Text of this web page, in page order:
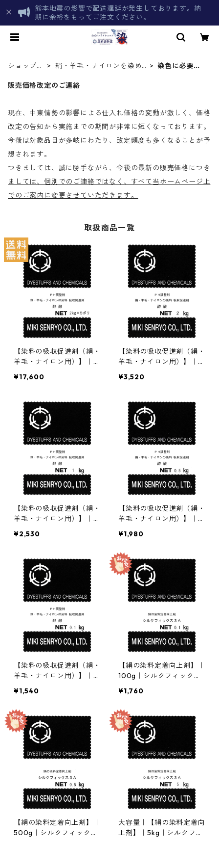
熊本地震の影響で配送遅延が発生しております。納
期に余裕をもってご注文ください。
ショップト
絹・羊毛・ナイロンを染め
染色に必要な
販売価格改定のご連絡
現在、中東情勢の影響による仕入れ価格の変動が激しく、価格
改定の告知から実施までの期間が非常に短くなっております。
今後は対象品目が多岐にわたり、改定頻度も多くなることが予
想されます。
つきましては、誠に勝手ながら、今後の最新の販売価格につき
ましては、個別でのご連絡ではなく、すべて当ホームページ上
でのご案内に変更させていただきます。
取扱商品一覧
【染料の吸収促進剤（絹・
羊毛・ナイロン用）】｜2
性・含金染料用途
¥17,600
【染料の吸収促進剤（絹・
羊毛・ナイロン用）】｜2
金染料用途
¥3,520
【染料の吸収促進剤（絹・
羊毛・ナイロン用）】｜1k
染料用途
¥2,530
【染料の吸収促進剤（絹・
羊毛・ナイロン用）】｜5
含金染料用途
¥1,980
【染料の吸収促進剤（絹・
羊毛・ナイロン用）】｜1
含金染料用途
¥1,540
【絹の染料定着向上剤】｜
100g｜シルクフィックス
¥1,760
【絹の染料定着向上剤】｜
500g｜シルクフィックス
大容量｜【絹の染料定着向
上剤】｜5kg｜シルクフィ